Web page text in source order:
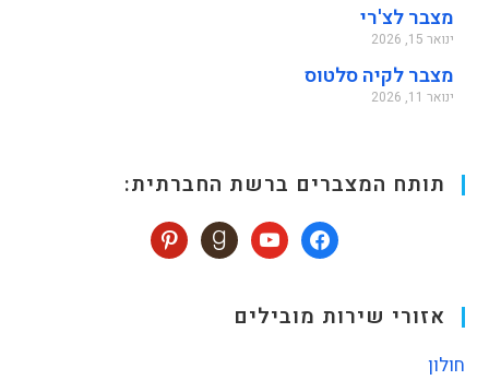
מצבר לצ'רי
ינואר 15, 2026
מצבר לקיה סלטוס
ינואר 11, 2026
תותח המצברים ברשת החברתית:
אזורי שירות מובילים
חולון